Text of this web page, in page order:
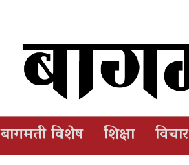
बागमती विशेष शिक्षा विचार